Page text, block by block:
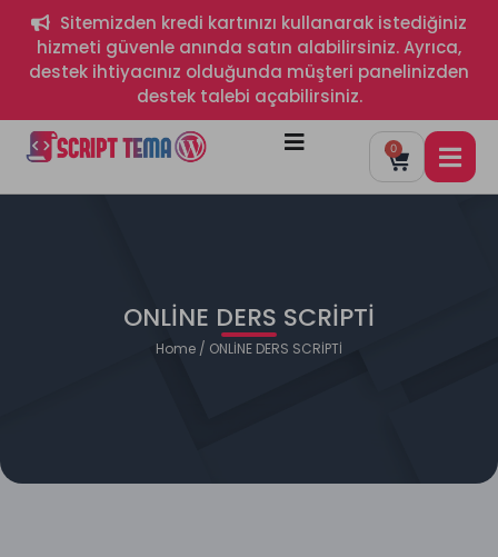
Sitemizden kredi kartınızı kullanarak istediğiniz
hizmeti güvenle anında satın alabilirsiniz. Ayrıca,
destek ihtiyacınız olduğunda müşteri panelinizden
destek talebi açabilirsiniz.
0
ONLİNE DERS SCRİPTİ
Home / ONLİNE DERS SCRİPTİ